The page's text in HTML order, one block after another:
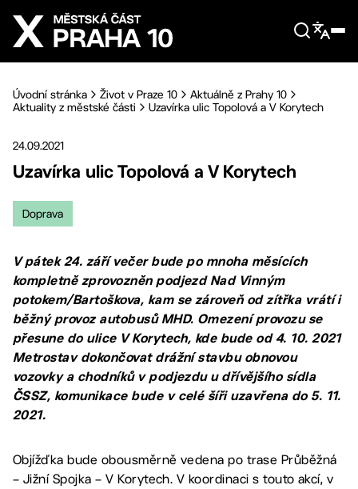
Přejít na hlavní obsah
Úvodní stránka Život v Praze 10
Aktuálně z Prahy 10
Aktuality z městské části
Uzavírka ulic Topolová a V Korytech
24.09.2021
Uzavírka ulic Topolová a V Korytech
Doprava
V pátek 24. září večer bude po mnoha měsících
kompletně zprovozněn podjezd Nad Vinným
potokem/Bartoškova, kam se zároveň od zítřka vrátí i
běžný provoz autobusů MHD. Omezení provozu se
přesune do ulice V Korytech, kde bude od 4. 10. 2021
Metrostav dokončovat drážní stavbu obnovou
vozovky a chodníků v podjezdu u dřívějšího sídla
ČSSZ, komunikace bude v celé šíři uzavřena do 5. 11.
2021.
Objížďka bude obousměrně vedena po trase Průběžná
– Jižní Spojka – V Korytech. V koordinaci s touto akcí, v